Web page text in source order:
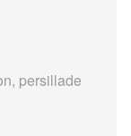
persillade